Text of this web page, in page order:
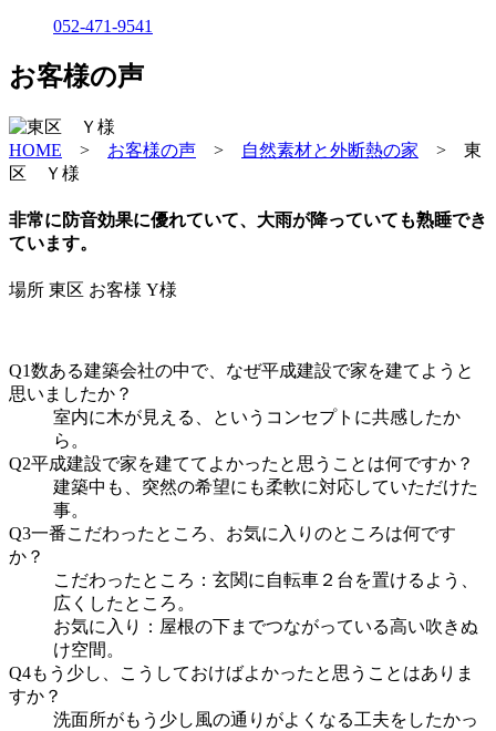
052-471-9541
お客様の声
HOME > お客様の声 > 自然素材と外断熱の家 > 東
区 Ｙ様
非常に防音効果に優れていて、大雨が降っていても熟睡でき
ています。
場所 東区 お客様 Y様
Q1数ある建築会社の中で、なぜ平成建設で家を建てようと
思いましたか？
室内に木が見える、というコンセプトに共感したか
ら。
Q2平成建設で家を建ててよかったと思うことは何ですか？
建築中も、突然の希望にも柔軟に対応していただけた
事。
Q3一番こだわったところ、お気に入りのところは何です
か？
こだわったところ：玄関に自転車２台を置けるよう、
広くしたところ。
お気に入り：屋根の下までつながっている高い吹きぬ
け空間。
Q4もう少し、こうしておけばよかったと思うことはありま
すか？
洗面所がもう少し風の通りがよくなる工夫をしたかっ